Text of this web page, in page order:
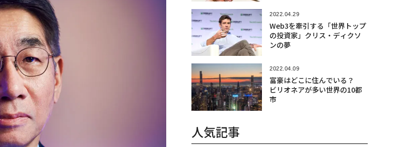
2022.04.29
Web3を牽引する「世界トップ
の投資家」クリス・ディクソ
ンの夢
2022.04.09
富豪はどこに住んでいる？
ビリオネアが多い世界の10都
市
人気記事